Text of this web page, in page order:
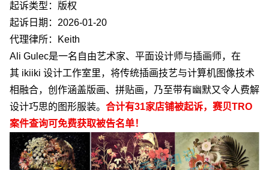
起诉类型：版权
起诉日期： 2026-01-20
代理律所：
Keith
Ali Gulec是一名自由艺术家、平面设计师与插画师，在
其 ikiiki 设计工作室里，将传统插画技艺与计算机图像技术
相融合，创作涵盖版画、拼贴画，乃至带有幽默又令人费解
设计巧思的图形服装。 合计有31家店铺被起诉，赛贝TRO
案件查询可免费获取被告名单！